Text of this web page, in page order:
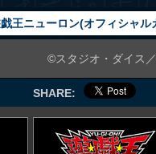
王ニューロン(オフィシャ
©スタジオ・ダイス
SHARE: